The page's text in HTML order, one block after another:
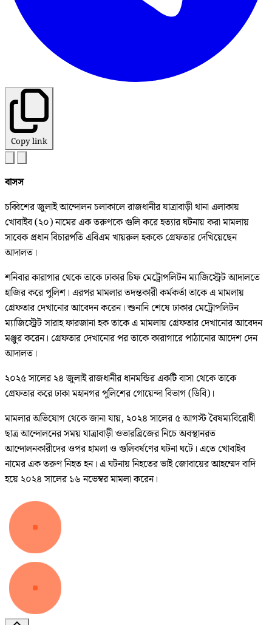
Copy link
বাসস
চব্বিশের জুলাই আন্দোলন চলাকালে রাজধানীর যাত্রাবাড়ী থানা এলাকায়
খোবাইব (২০) নামের এক তরুণকে গুলি করে হত্যার ঘটনায় করা মামলায়
সাবেক প্রধান বিচারপতি এবিএম খায়রুল হককে গ্রেফতার দেখিয়েছেন
আদালত।
শনিবার কারাগার থেকে তাকে ঢাকার চিফ মেট্রোপলিটন ম্যাজিস্ট্রেট আদালতে
হাজির করে পুলিশ। এরপর মামলার তদন্তকারী কর্মকর্তা তাকে এ মামলায়
গ্রেফতার দেখানোর আবেদন করেন। শুনানি শেষে ঢাকার মেট্রোপলিটন
ম্যাজিস্ট্রেট সারাহ ফারজানা হক তাকে এ মামলায় গ্রেফতার দেখানোর আবেদন
মঞ্জুর করেন। গ্রেফতার দেখানোর পর তাকে কারাগারে পাঠানোর আদেশ দেন
আদালত।
২০২৫ সালের ২৪ জুলাই রাজধানীর ধানমন্ডির একটি বাসা থেকে তাকে
গ্রেফতার করে ঢাকা মহানগর পুলিশের গোয়েন্দা বিভাগ (ডিবি)।
মামলার অভিযোগ থেকে জানা যায়, ২০২৪ সালের ৫ আগস্ট বৈষম্যবিরোধী
ছাত্র আন্দোলনের সময় যাত্রাবাড়ী ওভারব্রিজের নিচে অবস্থানরত
আন্দোলনকারীদের ওপর হামলা ও গুলিবর্ষণের ঘটনা ঘটে। এতে খোবাইব
নামের এক তরুণ নিহত হন। এ ঘটনায় নিহতের ভাই জোবায়ের আহম্মেদ বাদি
হয়ে ২০২৪ সালের ১৬ নভেম্বর মামলা করেন।